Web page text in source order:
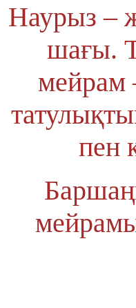
Наурыз –
шағы.
мейрам
пен